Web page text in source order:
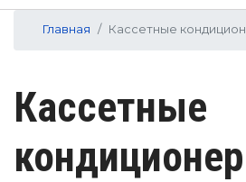
Главная Кассетные
Кассетные